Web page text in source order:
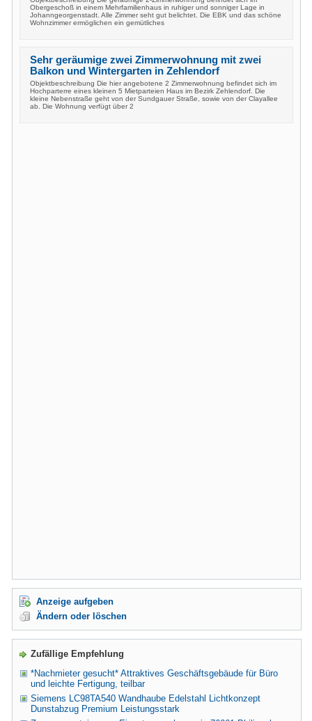
Obergeschoß in einem Mehrfamilienhaus in ruhiger und sonniger Lage in
Johanngeorgenstadt. Alle Zimmer seht gut belichtet. Die EBK und das schöne
Wohnzimmer ermöglichen ein gemütliches
Sehr geräumige zwei Zimmerwohnung mit zwei
Balkon und Wintergarten in Zehlendorf
Objektbeschreibung Die hier angebotene 2 Zimmerwohnung befindet sich im
Hochparterre eines kleinen 5 Mietparteien Haus im Bezirk Zehlendorf. Die
kleine Nebenstraße geht von der Sundgauer Straße, sowie von der Clayallee
ab. Die Wohnung verfügt über 2
Anzeige aufgeben
Ändern oder löschen
Zufällige Empfehlung
*Nachmieter gesucht* Attraktives Geschäftsgebäude für Büro
und leichte Fertigung, teilbar
Siemens LC98TA540 Wandhaube Edelstahl Lichtkonzept
Dunstabzug Premium Leistungsstark